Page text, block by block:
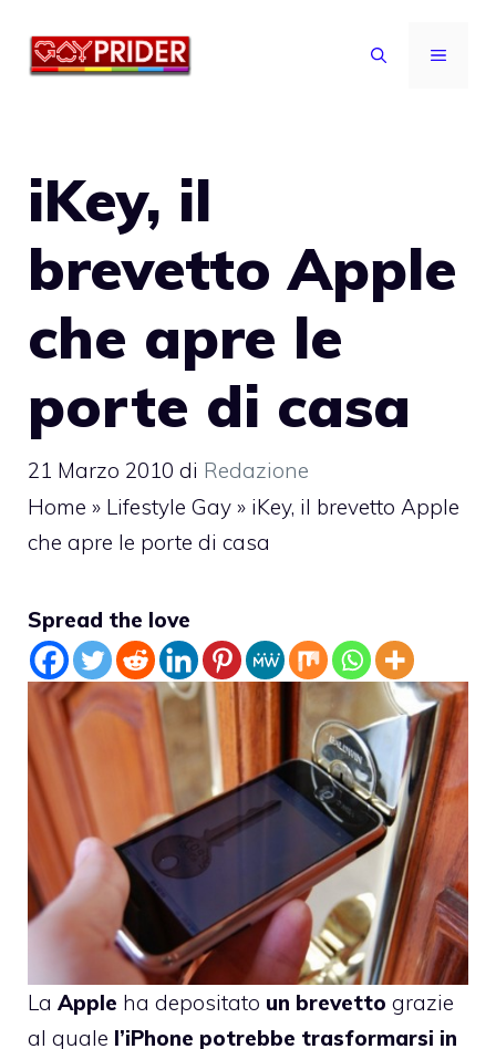
MENU
iKey, il
brevetto Apple
che apre le
porte di casa
21 Marzo 2010 di Redazione
Home » Lifestyle Gay » iKey, il brevetto Apple
che apre le porte di casa
Spread the love
La Apple ha depositato un brevetto grazie
al quale l’iPhone potrebbe trasformarsi in